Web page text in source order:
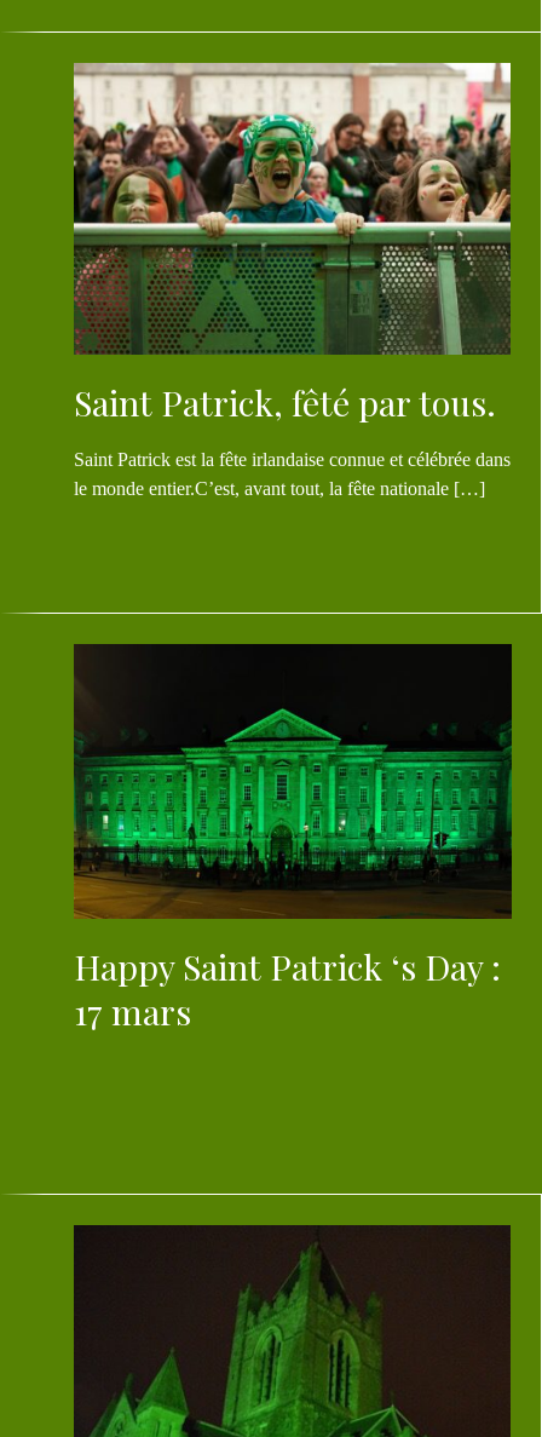
Saint Patrick, fêté par tous.
Saint Patrick est la fête irlandaise connue et célébrée dans
le monde entier.C’est, avant tout, la fête nationale […]
Happy Saint Patrick ‘s Day :
17 mars